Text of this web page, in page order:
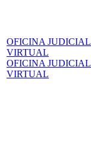
OFICINA JUDICIAL
VIRTUAL
OFICINA JUDICIAL
VIRTUAL